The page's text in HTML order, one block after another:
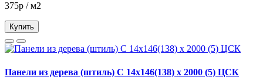
375р / м2
Купить
Панели из дерева (штиль) С 14х146(138) х 2000 (5) ЦСК